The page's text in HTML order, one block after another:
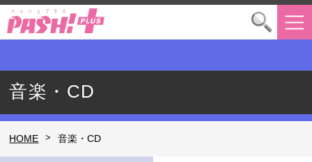
音楽・CD
HOME > 音楽・CD